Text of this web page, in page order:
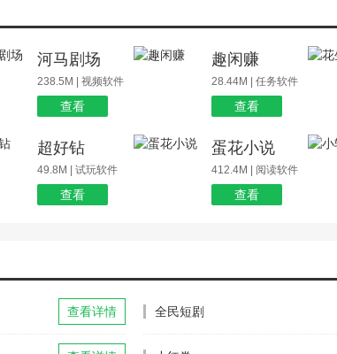
河马剧场
238.5M | 视频软件
查看
趣闲赚
28.44M | 任务软件
查看
超好钻
49.8M | 试玩软件
查看
蛋花小说
412.4M | 阅读软件
查看
查看详情 全民短剧